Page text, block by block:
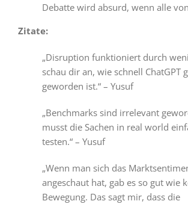
Debatte wird absurd, wenn alle
Zitate:
„Disruption funktioniert durch
schau dir an, wie schnell ChatGPT
geworden ist.“ – Yusuf
„Benchmarks sind irrelevant
musst die Sachen in real world
testen.“ – Yusuf
„Wenn man sich das
angeschaut hat, gab es so gut wie
Bewegung. Das sagt mir, dass die